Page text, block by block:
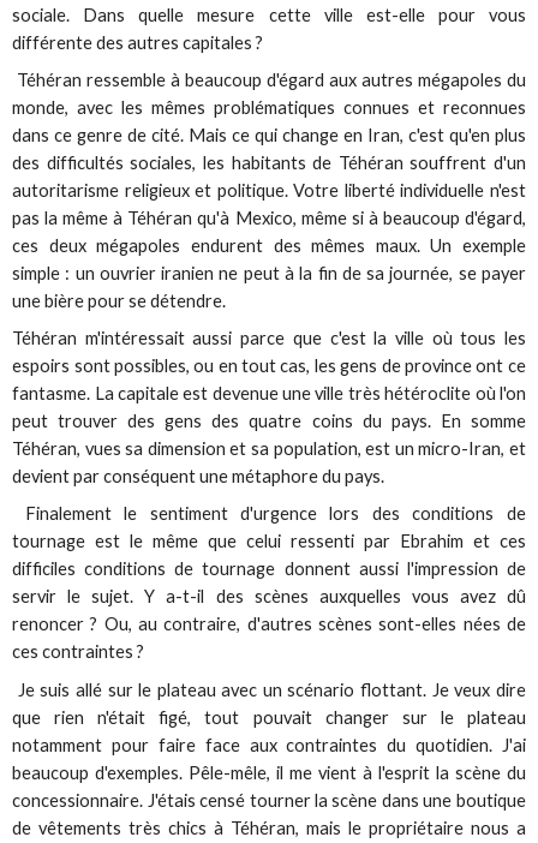
sociale. Dans quelle mesure cette ville est-elle pour vous
différente des autres capitales ?
Téhéran ressemble à beaucoup d'égard aux autres mégapoles du
monde, avec les mêmes problématiques connues et reconnues
dans ce genre de cité. Mais ce qui change en Iran, c'est qu'en plus
des difficultés sociales, les habitants de Téhéran souffrent d'un
autoritarisme religieux et politique. Votre liberté individuelle n'est
pas la même à Téhéran qu'à Mexico, même si à beaucoup d'égard,
ces deux mégapoles endurent des mêmes maux. Un exemple
simple : un ouvrier iranien ne peut à la fin de sa journée, se payer
une bière pour se détendre.
Téhéran m'intéressait aussi parce que c'est la ville où tous les
espoirs sont possibles, ou en tout cas, les gens de province ont ce
fantasme. La capitale est devenue une ville très hétéroclite où l'on
peut trouver des gens des quatre coins du pays. En somme
Téhéran, vues sa dimension et sa population, est un micro-Iran, et
devient par conséquent une métaphore du pays.
Finalement le sentiment d'urgence lors des conditions de
tournage est le même que celui ressenti par Ebrahim et ces
difficiles conditions de tournage donnent aussi l'impression de
servir le sujet. Y a-t-il des scènes auxquelles vous avez dû
renoncer ? Ou, au contraire, d'autres scènes sont-elles nées de
ces contraintes ?
Je suis allé sur le plateau avec un scénario flottant. Je veux dire
que rien n'était figé, tout pouvait changer sur le plateau
notamment pour faire face aux contraintes du quotidien. J'ai
beaucoup d'exemples. Pêle-mêle, il me vient à l'esprit la scène du
concessionnaire. J'étais censé tourner la scène dans une boutique
de vêtements très chics à Téhéran, mais le propriétaire nous a